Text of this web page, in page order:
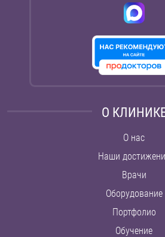
О
О нас
Наши
Врачи
Оборудование
Портфолио
Обучение